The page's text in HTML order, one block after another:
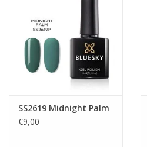
SS2619 Midnight Palm
€9,00